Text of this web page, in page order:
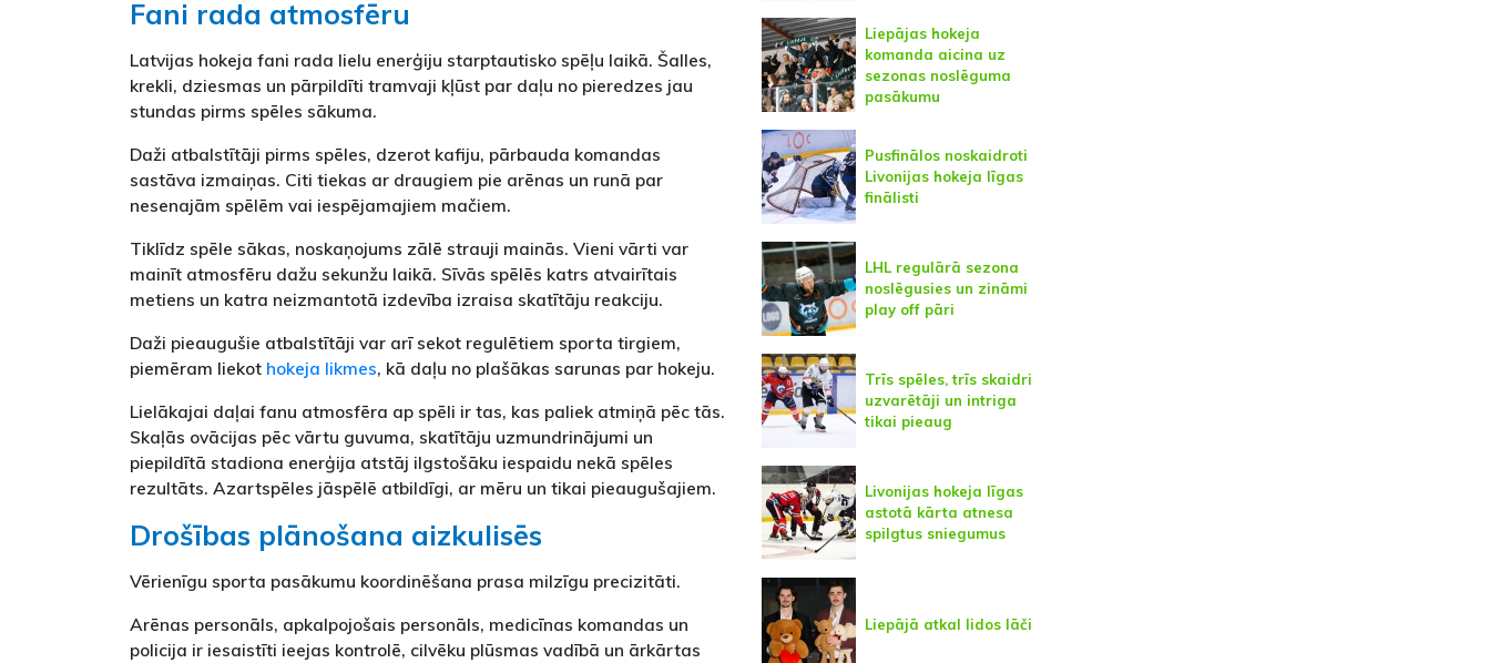
Fani rada atmosfēru
Latvijas hokeja fani rada lielu enerģiju starptautisko spēļu laikā. Šalles,
krekli, dziesmas un pārpildīti tramvaji kļūst par daļu no pieredzes jau
stundas pirms spēles sākuma.
Daži atbalstītāji pirms spēles, dzerot kafiju, pārbauda komandas
sastāva izmaiņas. Citi tiekas ar draugiem pie arēnas un runā par
nesenajām spēlēm vai iespējamajiem mačiem.
Tiklīdz spēle sākas, noskaņojums zālē strauji mainās. Vieni vārti var
mainīt atmosfēru dažu sekunžu laikā. Sīvās spēlēs katrs atvairītais
metiens un katra neizmantotā izdevība izraisa skatītāju reakciju.
Daži pieaugušie atbalstītāji var arī sekot regulētiem sporta tirgiem,
piemēram liekot hokeja likmes, kā daļu no plašākas sarunas par hokeju.
Lielākajai daļai fanu atmosfēra ap spēli ir tas, kas paliek atmiņā pēc tās.
Skaļās ovācijas pēc vārtu guvuma, skatītāju uzmundrinājumi un
piepildītā stadiona enerģija atstāj ilgstošāku iespaidu nekā spēles
rezultāts. Azartspēles jāspēlē atbildīgi, ar mēru un tikai pieaugušajiem.
Drošības plānošana aizkulisēs
Vērienīgu sporta pasākumu koordinēšana prasa milzīgu precizitāti.
Arēnas personāls, apkalpojošais personāls, medicīnas komandas un
policija ir iesaistīti ieejas kontrolē, cilvēku plūsmas vadībā un ārkārtas
Liepājas hokeja
komanda aicina uz
sezonas noslēguma
pasākumu
Pusfinālos noskaidroti
Livonijas hokeja līgas
finālisti
LHL regulārā sezona
noslēgusies un zināmi
play off pāri
Trīs spēles, trīs skaidri
uzvarētāji un intriga
tikai pieaug
Livonijas hokeja līgas
astotā kārta atnesa
spilgtus sniegumus
Liepājā atkal lidos lāči